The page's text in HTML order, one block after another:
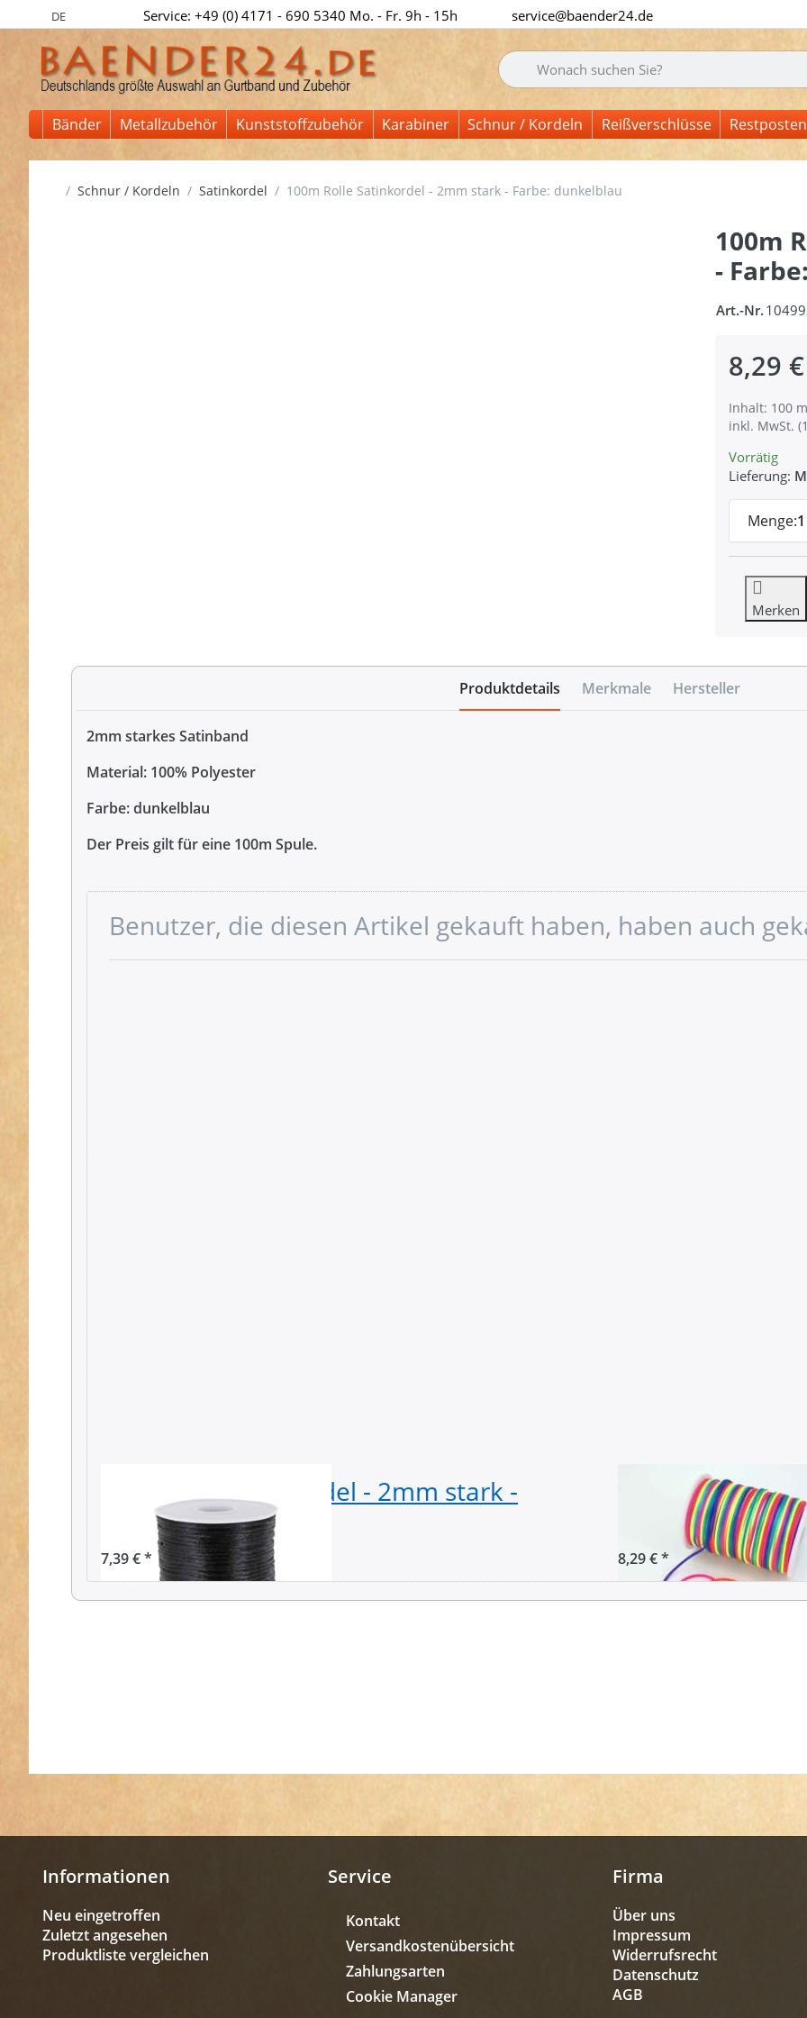
DE Service: +49 (0) 4171 - 690 5340 Mo. - Fr. 9h - 15h service@baender24.de
Geben Sie einen Suchbegriff ein. Während Sie
Bänder Metallzubehör Kunststoffzubehör Karabiner Schnur / Kordeln Reißverschlüsse Restposten
Startseite
Schnur / Kordeln Satinkordel 100m Rolle Satinkordel - 2mm stark - Farbe: dunkelblau
100m
-
Art.-Nr.
8,29 €
Inhalt: 100
inkl. MwSt.
Vorrätig
Lieferung:
Menge:1
Merken
Produktdetails Merkmale Hersteller
2mm starkes Satinband
Material: 100% Polyester
Farbe: dunkelblau
Der Preis gilt für eine 100m Spule.
Benutzer, die diesen Artikel gekauft haben, haben auch
90m Rolle Satinkordel - 2mm stark -
Farbe: schwarz
7,39 € *
100m Rolle
Farbe: bunt
8,29 € *
Informationen
Neu eingetroffen
Zuletzt angesehen
Produktliste vergleichen
Service
Kontakt
Versandkostenübersicht
Zahlungsarten
Cookie Manager
Firma
Über uns
Impressum
Widerrufsrecht
Datenschutz
AGB